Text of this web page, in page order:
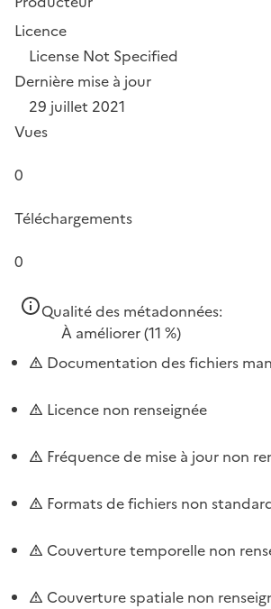
Licence
License Not Specified
Dernière mise à jour
29 juillet 2021
Vues
0
Téléchargements
0
Qualité des métadonnées:
À améliorer(11 %)
Documentation des fichiers
Licence non renseignée
Fréquence de mise à jour non
Formats de fichiers non
Couverture temporelle non
Couverture spatiale non